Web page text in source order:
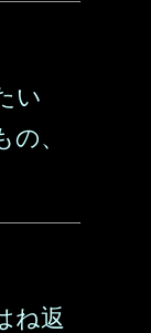
い
、
ね返